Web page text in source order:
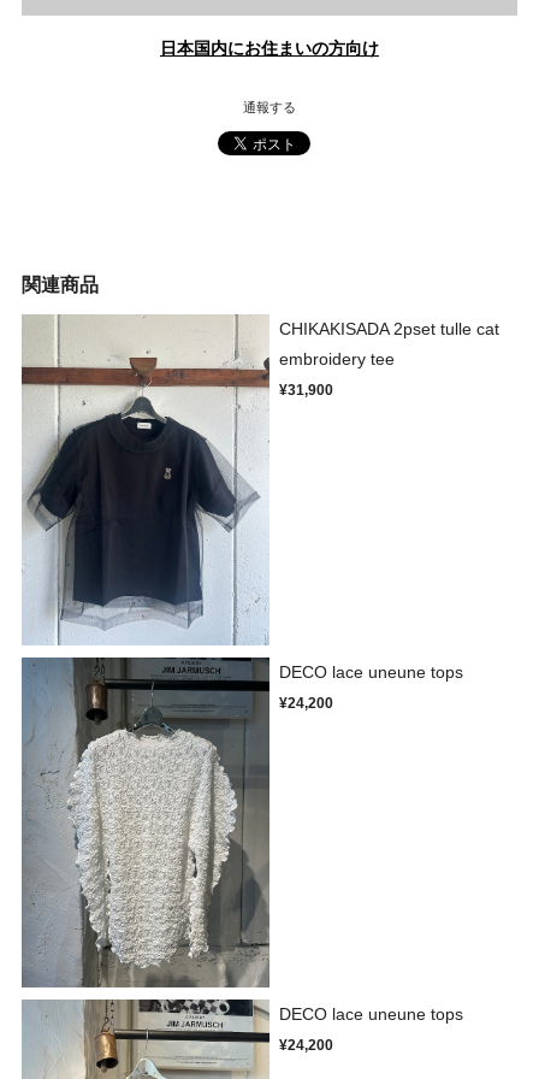
日本国内にお住まいの方向け
通報する
関連商品
CHIKAKISADA 2pset tulle cat
embroidery tee
¥31,900
DECO lace uneune tops
¥24,200
DECO lace uneune tops
¥24,200